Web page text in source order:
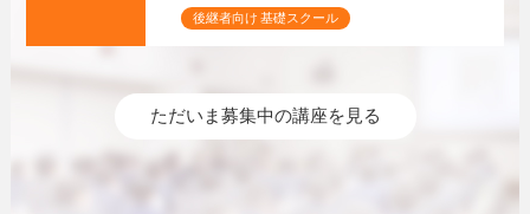
後継者向け 基礎スクール
ただいま募集中の講座を見る